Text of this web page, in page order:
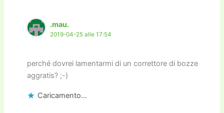
.mau.
2019-04-25 alle 17:54
perché dovrei lamentarmi di un correttore di bozze
aggratis? ;-)
Caricamento...